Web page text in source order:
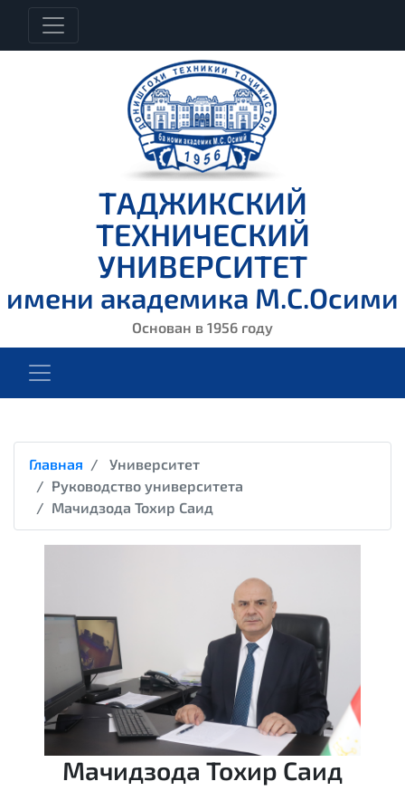
ТАДЖИКСКИЙ
ТЕХНИЧЕСКИЙ
УНИВЕРСИТЕТ
имени академика М.С.Осими
Основан в 1956 году
Главная
Университет
Руководство университета
Мачидзода Тохир Саид
Мачидзода Тохир Саид